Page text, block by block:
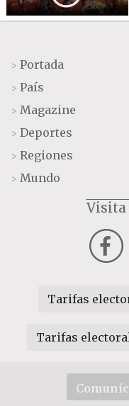
> Portada
> País
> Magazine
> Deportes
> Regiones
> Mundo
Visita
Tarifas
Tarifas